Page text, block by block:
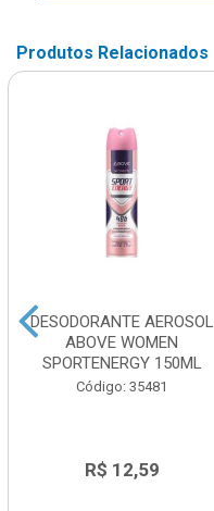
Produtos Relacionados
DESODORANTE AEROSOL
ABOVE WOMEN
SPORTENERGY 150ML
Código: 35481
R$ 12,59